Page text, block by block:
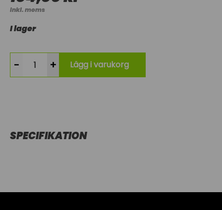
Inkl. moms
I lager
- + Lägg i varukorg
SPECIFIKATION